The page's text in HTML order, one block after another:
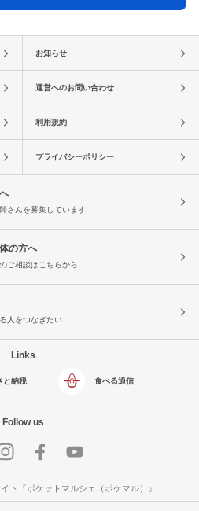
お知らせ
運営へのお問い合わせ
利用規約
プライバシーポリシー
さんを募集しています!
の方へ
ご相談はこちらから
人をつなぎたい
Links
と納税 食べる通信
Follow us
ト『ポケットマルシェ（ポケマル）』